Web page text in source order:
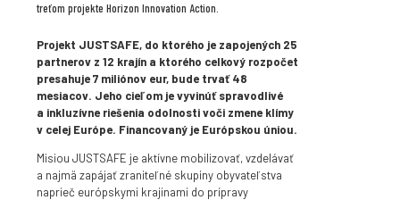
treťom projekte Horizon Innovation Action.
Projekt JUSTSAFE, do ktorého je zapojených 25
partnerov z 12 krajín a ktorého celkový rozpočet
presahuje 7 miliónov eur, bude trvať 48
mesiacov. Jeho cieľom je vyvinúť spravodlivé
a inkluzívne riešenia odolnosti voči zmene klímy
v celej Európe. Financovaný je Európskou úniou.
Misiou JUSTSAFE je aktívne mobilizovať, vzdelávať
a najmä zapájať zraniteľné skupiny obyvateľstva
naprieč európskymi krajinami do prípravy